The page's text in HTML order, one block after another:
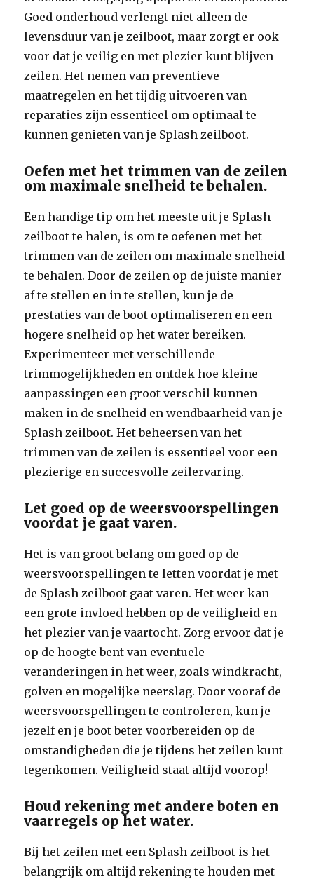
Goed onderhoud verlengt niet alleen de
levensduur van je zeilboot, maar zorgt er ook
voor dat je veilig en met plezier kunt blijven
zeilen. Het nemen van preventieve
maatregelen en het tijdig uitvoeren van
reparaties zijn essentieel om optimaal te
kunnen genieten van je Splash zeilboot.
Oefen met het trimmen van de zeilen
om maximale snelheid te behalen.
Een handige tip om het meeste uit je Splash
zeilboot te halen, is om te oefenen met het
trimmen van de zeilen om maximale snelheid
te behalen. Door de zeilen op de juiste manier
af te stellen en in te stellen, kun je de
prestaties van de boot optimaliseren en een
hogere snelheid op het water bereiken.
Experimenteer met verschillende
trimmogelijkheden en ontdek hoe kleine
aanpassingen een groot verschil kunnen
maken in de snelheid en wendbaarheid van je
Splash zeilboot. Het beheersen van het
trimmen van de zeilen is essentieel voor een
plezierige en succesvolle zeilervaring.
Let goed op de weersvoorspellingen
voordat je gaat varen.
Het is van groot belang om goed op de
weersvoorspellingen te letten voordat je met
de Splash zeilboot gaat varen. Het weer kan
een grote invloed hebben op de veiligheid en
het plezier van je vaartocht. Zorg ervoor dat je
op de hoogte bent van eventuele
veranderingen in het weer, zoals windkracht,
golven en mogelijke neerslag. Door vooraf de
weersvoorspellingen te controleren, kun je
jezelf en je boot beter voorbereiden op de
omstandigheden die je tijdens het zeilen kunt
tegenkomen. Veiligheid staat altijd voorop!
Houd rekening met andere boten en
vaarregels op het water.
Bij het zeilen met een Splash zeilboot is het
belangrijk om altijd rekening te houden met